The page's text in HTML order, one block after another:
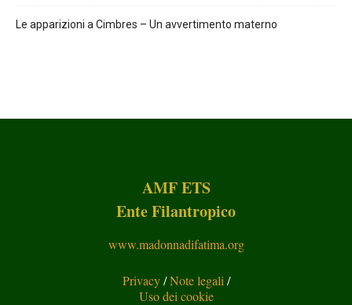
Le apparizioni a Cimbres – Un avvertimento materno
AMF ETS
Ente Filantropico
www.madonnadifatima.org
Privacy/Note legali /
Uso dei cookie